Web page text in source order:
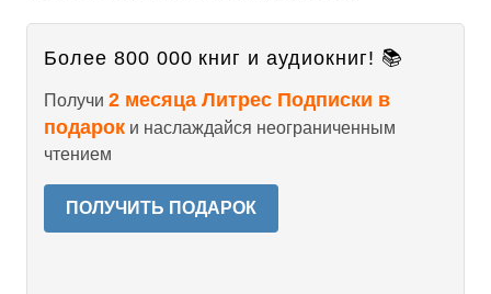
Более 800 000 книг и аудиокниг! 📚
Получи 2 месяца Литрес Подписки в
подарок и наслаждайся неограниченным
чтением
ПОЛУЧИТЬ ПОДАРОК